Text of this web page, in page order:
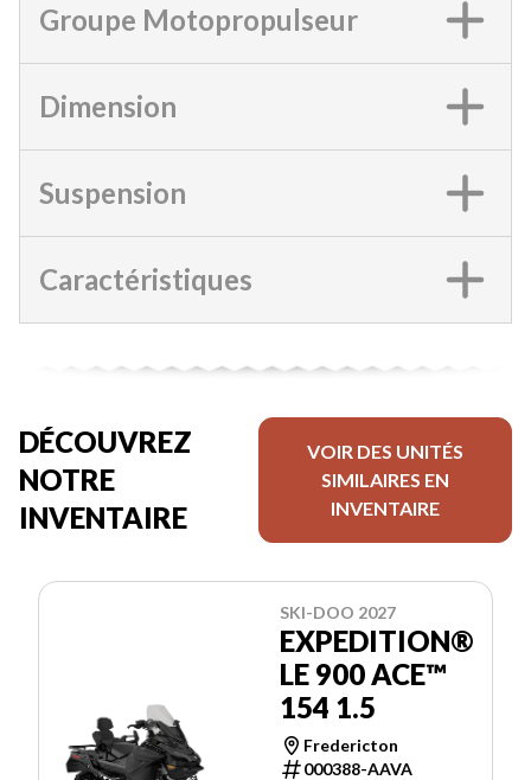
Groupe Motopropulseur
Dimension
Suspension
Caractéristiques
DÉCOUVREZ
NOTRE
INVENTAIRE
VOIR DES UNITÉS
SIMILAIRES EN
INVENTAIRE
SKI-DOO 2027
EXPEDITION®
LE 900 ACE™
154 1.5
Fredericton
000388-AAVA